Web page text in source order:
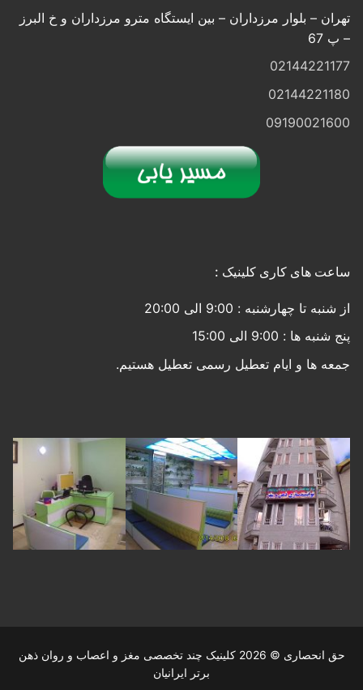
– بلوار مرزداران – بین ایستگاه مترو مرزداران و خ البرز
67
های کاری کلینیک :
تا چهارشنبه : 9:00 الی 20:00
ها : 9:00 الی 15:00
ها و ایام تعطیل رسمی تعطیل هستیم.
حق انحصاری © 2026 کلینیک چند تخصصی مغز و اعصاب و روان ذهن
برتر ایرانیان